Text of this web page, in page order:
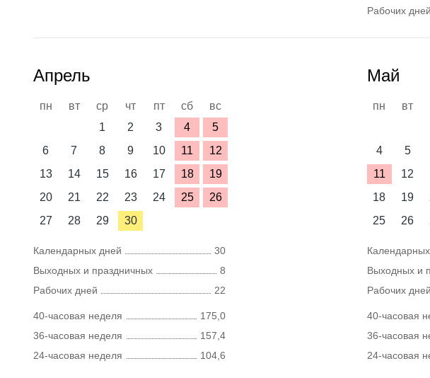
Рабочих дней
Апрель
пн вт ср чт пт сб
вс
1
2 3 4
5
6
7 8 9 10 11
12
13
14 15 16 17 18
19
20
21 22 23 24 25
26
27
28 29 30
Календарных дней
30
Выходных и праздничных
8
Рабочих дней
22
40-часовая неделя
175,0
36-часовая неделя
157,4
24-часовая неделя
104,6
Май
пн вт
4
5
11
12
18
19
25
26
Выходных и
Рабочих дней
40-часовая
36-часовая
24-часовая